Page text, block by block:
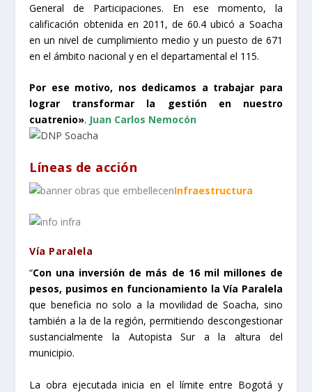
General de Participaciones. En ese momento, la
calificación obtenida en 2011, de 60.4 ubicó a Soacha
en un nivel de cumplimiento medio y un puesto de 671
en el ámbito nacional y en el departamental el 115.
Por ese motivo, nos dedicamos a trabajar para
lograr transformar la gestión en nuestro
cuatrenio». Juan Carlos Nemocón
Líneas de acción
Infraestructura
Vía Paralela
“Con una inversión de más de 16 mil millones de
pesos, pusimos en funcionamiento la Vía Paralela
que beneficia no solo a la movilidad de Soacha, sino
también a la de la región, permitiendo descongestionar
sustancialmente la Autopista Sur a la altura del
municipio.
La obra ejecutada inicia en el límite entre Bogotá y